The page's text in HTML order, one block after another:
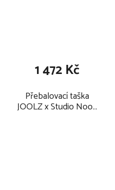
Přebalovací taška
JOOLZ x Studio Noos
1 472 Kč